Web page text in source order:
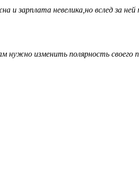
зарплата невелика,но вслед за ней
нужно изменить полярность своего